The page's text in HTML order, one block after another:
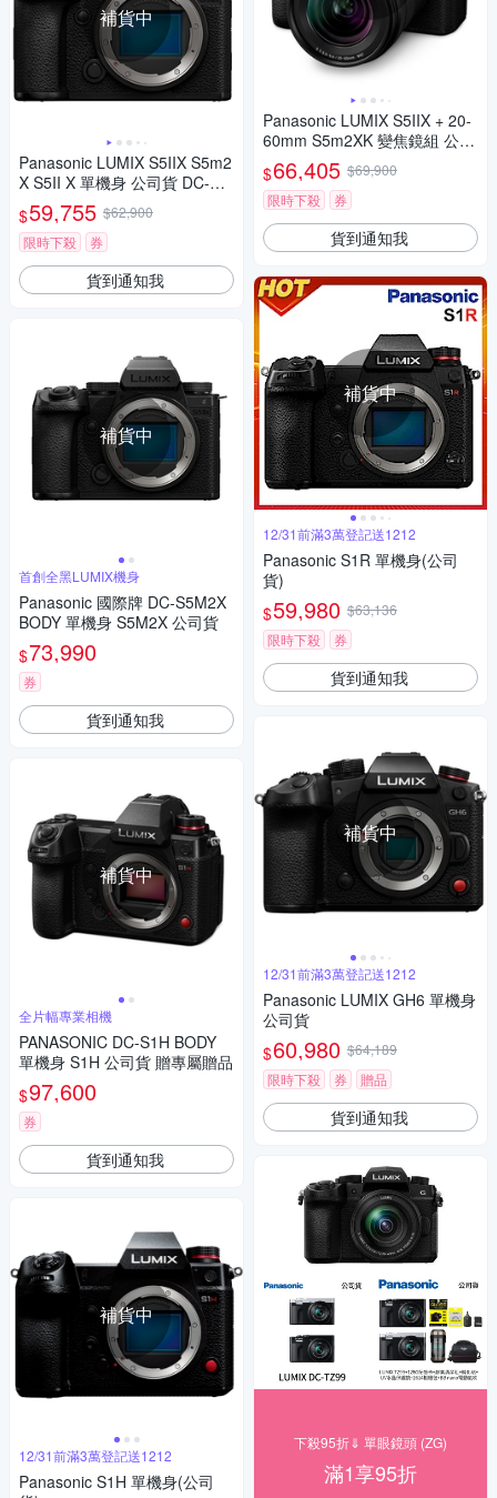
補貨中
Panasonic LUMIX S5IIX S5m2
X S5II X 單機身 公司貨 DC-S5
M2X
$59,755 $62,900
限時下殺
券
貨到通知我
補貨中
首創全黑LUMIX機身
Panasonic 國際牌 DC-S5M2X
BODY 單機身 S5M2X 公司貨
$73,990
券
貨到通知我
補貨中
全片幅專業相機
PANASONIC DC-S1H BODY
單機身 S1H 公司貨 贈專屬贈品
$97,600
券
貨到通知我
補貨中
12/31前滿3萬登記送1212
Panasonic S1H 單機身(公司
Panasonic LUMIX S5IIX + 20-
60mm S5m2XK 變焦鏡組 公司
貨 DC-S5M2XK
$66,405 $69,900
限時下殺
券
貨到通知我
補貨中
12/31前滿3萬登記送1212
Panasonic S1R 單機身(公司
貨)
$59,980 $63,136
限時下殺
券
貨到通知我
補貨中
12/31前滿3萬登記送1212
Panasonic LUMIX GH6 單機身
公司貨
$60,980 $64,189
限時下殺
券 贈品
貨到通知我
下殺95折⇓ 單眼鏡頭 (ZG)
滿1享95折